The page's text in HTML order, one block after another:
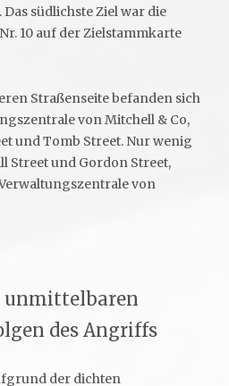
südlichste Ziel war die
10 auf der Zielstammkarte
Straßenseite befanden sich
von Mitchell & Co,
und Tomb Street. Nur wenig
Street und Gordon Street,
von
unmittelbaren
des Angriffs
der dichten